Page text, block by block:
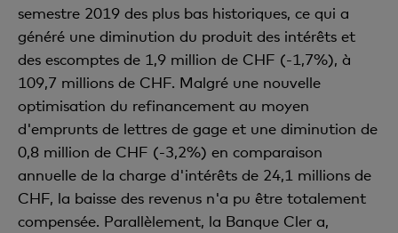
semestre 2019 des plus bas historiques, ce qui a
généré une diminution du produit des intérêts et
des escomptes de 1,9 million de CHF (-1,7%), à
109,7 millions de CHF. Malgré une nouvelle
optimisation du refinancement au moyen
d'emprunts de lettres de gage et une diminution de
0,8 million de CHF (-3,2%) en comparaison
annuelle de la charge d'intérêts de 24,1 millions de
CHF, la baisse des revenus n'a pu être totalement
compensée. Parallèlement, la Banque Cler a,